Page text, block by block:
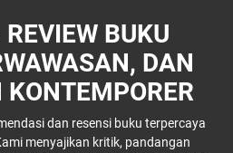
BUKU
DAN
dan resensi buku terpercaya
menyajikan kritik, pandangan